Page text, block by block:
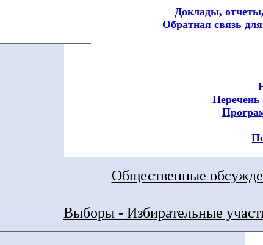
Доклады,
Обратная связь
Общественные
Выборы - Избирательные